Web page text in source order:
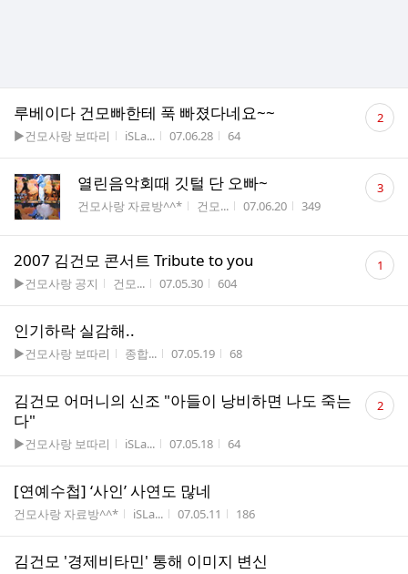
루베이다 건모빠한테 푹 빠졌다네요~~
게시판명
▶건모사랑 보따리 작성자
iSLa... 작성시간
07.06.28 조회수
64
댓
글 2
열린음악회때 깃털 단 오빠~
게시판명
건모사랑 자료방^^* 작성자
건모... 작성시간
07.06.20 조회수
349
댓
글 3
2007 김건모 콘서트 Tribute to you
게시판명
▶건모사랑 공지 작성자
건모... 작성시간
07.05.30 조회수
604
댓
글 1
인기하락 실감해..
게시판명
▶건모사랑 보따리 작성자
종합... 작성시간
07.05.19 조회수
68
김건모 어머니의 신조 "아들이 낭비하면 나도 죽는
다"
게시판명
▶건모사랑 보따리 작성자
iSLa... 작성시간
07.05.18 조회수
64
댓
글 2
[연예수첩] ‘사인’ 사연도 많네
게시판명
건모사랑 자료방^^* 작성자
iSLa... 작성시간
07.05.11 조회수
186
김건모 '경제비타민' 통해 이미지 변신